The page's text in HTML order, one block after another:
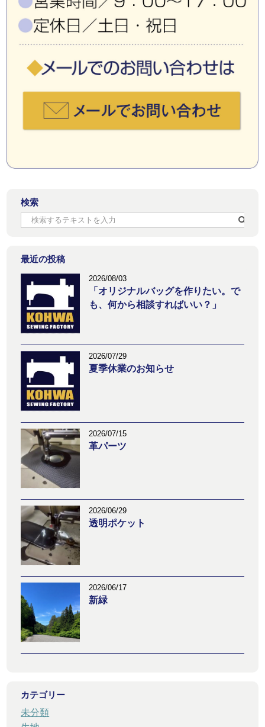
検索
最近の投稿
2026/08/03
「オリジナルバッグを作りたい。で
も、何から相談すればいい？」
2026/07/29
夏季休業のお知らせ
2026/07/15
革パーツ
2026/06/29
透明ポケット
2026/06/17
新緑
カテゴリー
未分類